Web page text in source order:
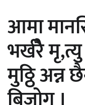
आमा
भर्खरेै
मुठ्ठि अन्न